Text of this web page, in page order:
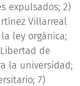
expulsados; 2)
Villarreal
ley orgánica;
de
la universidad;
7)